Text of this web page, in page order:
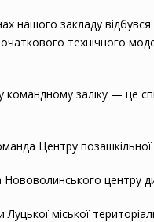
нашого закладу
технічного
заліку — це
Центру
Нововолинського центру
Луцької міської